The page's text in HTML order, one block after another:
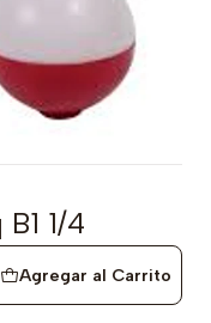
1/4
Agregar al Carrito